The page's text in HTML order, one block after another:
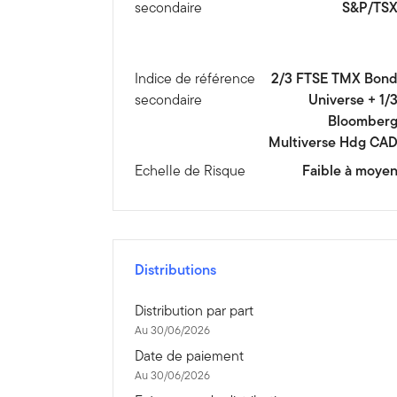
secondaire S&P/
Indice de référence
secondaire
2/3 FTSE TMX
Universe + 1/
Multiverse Hdg
Echelle de Risque
Faible à
Distributions
Distribution par part
Au 30/06/2026
Date de paiement
Au 30/06/2026